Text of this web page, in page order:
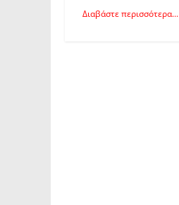
Διαβάστε περισσότερα...